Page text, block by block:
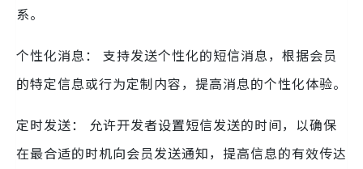
系。
个性化消息： 支持发送个性化的短信消息，根据会员
的特定信息或行为定制内容，提高消息的个性化体验。
定时发送： 允许开发者设置短信发送的时间，以确保
在最合适的时机向会员发送通知，提高信息的有效传达